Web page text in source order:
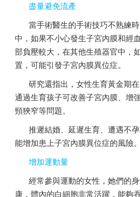
盡量避免流產
當手術醫生的手術技巧不熟練
中，如果不小心發生子宮內膜和經
部負壓較大，在其他生殖器官中，
置，可能引發子宮內膜異位症。
研究還指出，女性生育黃金期
通過生育孩子可改善子宮內膜、增
頸狹窄等問題。
推遲結婚、延遲生育、遭遇不
能增加患上子宮內膜異位症的風險。
增加運動量
經常參與運動的女性，她們的
康，體內的白細胞非常活躍，能夠